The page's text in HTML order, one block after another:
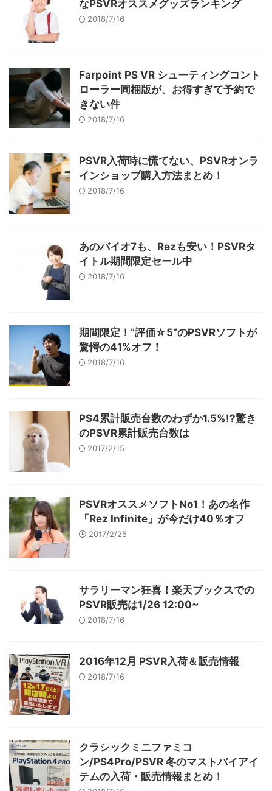
なPSVRオススメグッズランキング
2018/7/16
Farpoint PS VR シューティングコント
ローラー同梱版が、お得すぎて予約で
きない件
2018/7/16
PSVR入荷時に慌てない、PSVRオンラ
インショップ購入方法まとめ！
2018/7/16
あのバイオ7も、Rezも安い！PSVRタ
イトル期間限定セール中
2018/7/16
期間限定！”評価☆5”のPSVRソフトが
驚愕の41%オフ！
2018/7/16
PS4累計販売台数のわずか1.5%!?驚き
のPSVR累計販売台数は
2017/2/15
PSVRオススメソフトNo1！あの名作
「Rez Infinite」が今だけ40％オフ
2017/2/25
サラリーマン狂喜！楽天ブックスでの
PSVR販売は1/26 12:00~
2018/7/16
2016年12月 PSVR入荷＆販売情報
2018/7/16
クラシックミニファミコ
ン/PS4Pro/PSVR 冬のマストバイアイ
テムの入荷・販売情報まとめ！